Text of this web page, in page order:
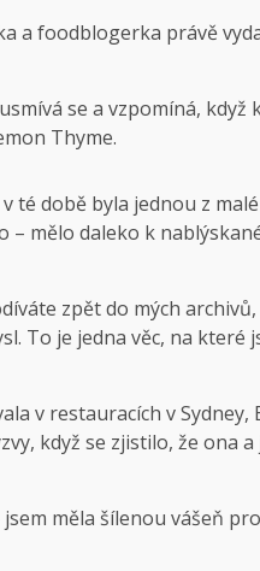
a foodblogerka právě
se a vzpomíná,
Thyme.
té době byla jednou z
– mělo daleko k
zpět do mých
To je jedna věc, na které
v restauracích v Sydney,
když se zjistilo, že ona
měla šílenou vášeň